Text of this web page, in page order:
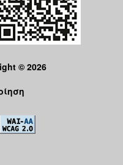
© 2026